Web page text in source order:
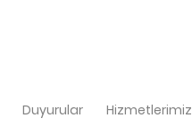
Duyurular Hizmetlerimiz